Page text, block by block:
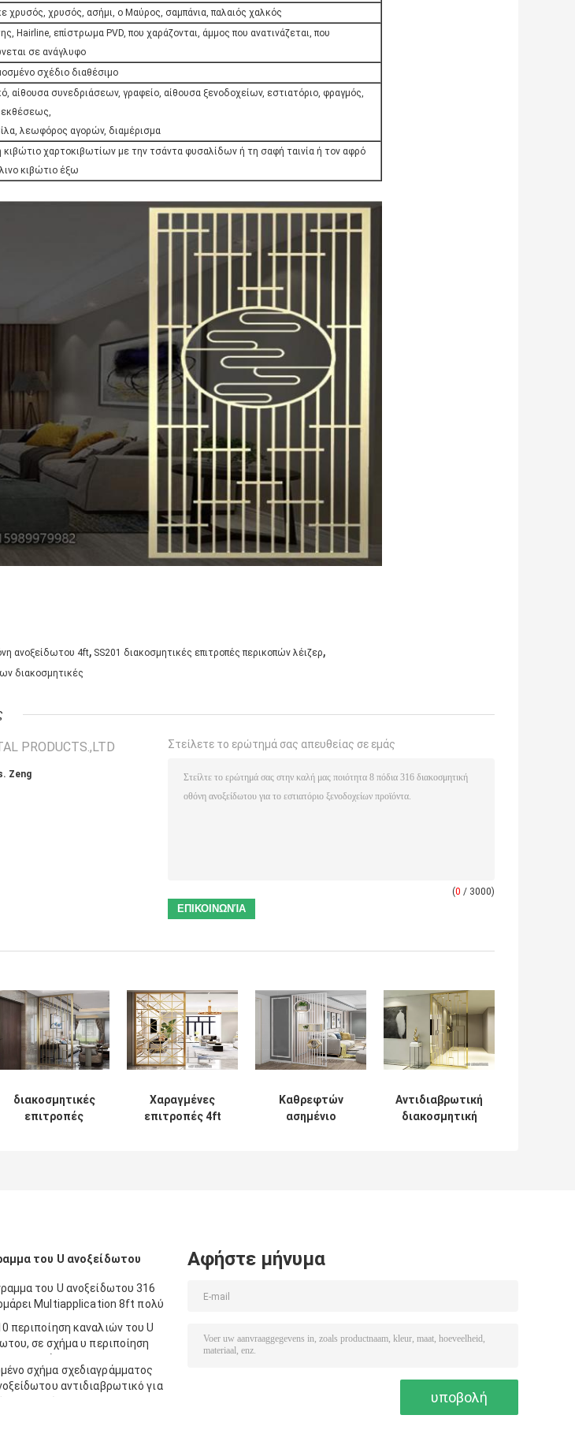
χρυσός, χρυσός, ασήμι, ο Μαύρος, σαμπάνια, παλαιός χαλκός
Hairline, επίστρωμα PVD, που χαράζονται, άμμος που ανατινάζεται, που
σε ανάγλυφο
σχέδιο διαθέσιμο
αίθουσα συνεδριάσεων, γραφείο, αίθουσα ξενοδοχείων, εστιατόριο, φραγμός,
εκθέσεως,
λεωφόρος αγορών, διαμέρισμα
κιβώτιο χαρτοκιβωτίων με την τσάντα φυσαλίδων ή τη σαφή ταινία ή τον αφρό
κιβώτιο έξω
ανοξείδωτου 4ft, SS201 διακοσμητικές επιτροπές περικοπών λέιζερ,
διακοσμητικές
PRODUCTS.,LTD
Zeng
Στείλετε το ερώτημά σας απευθείας σε εμάς
(0 / 3000)
διακοσμητικές
επιτροπές
Χαραγμένες
επιτροπές 4ft
Καθρεφτών
ασημένιο
Αντιδιαβρωτική
διακοσμητική
του U ανοξείδωτου
του U ανοξείδωτου 316
Multiapplication 8ft πολύ
περιποίηση καναλιών του U
σε σχήμα υ περιποίηση
σχήμα σχεδιαγράμματος
αντιδιαβρωτικό για
Αφήστε μήνυμα